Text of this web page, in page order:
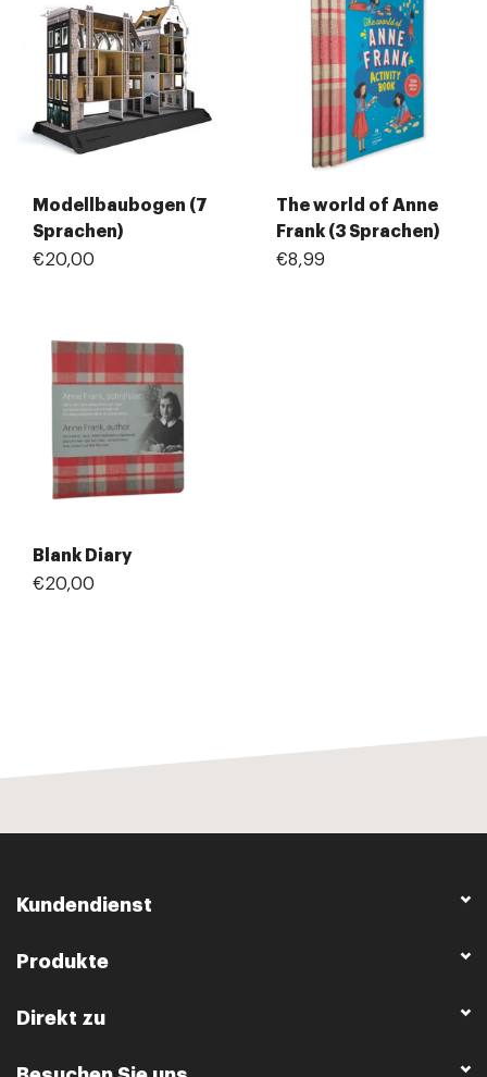
Modellbaubogen (7
Sprachen)
€20,00
The world of Anne
Frank (3 Sprachen)
€8,99
Blank Diary
€20,00
Kundendienst
Produkte
Direkt zu